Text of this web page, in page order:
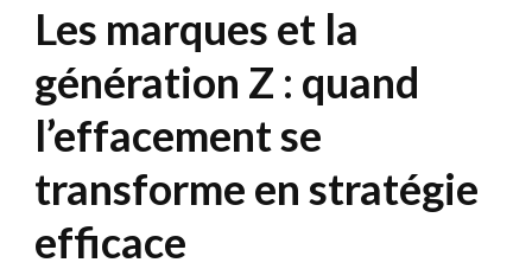
Les marques et la
génération Z : quand
l’effacement se
transforme en stratégie
efficace